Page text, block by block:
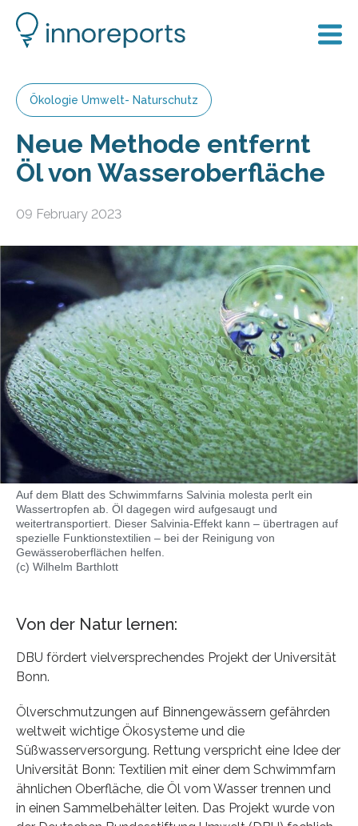
Ökologie Umwelt- Naturschutz
Neue Methode entfernt
Öl von Wasseroberfläche
09 February 2023
Auf dem Blatt des Schwimmfarns Salvinia molesta perlt ein
Wassertropfen ab. Öl dagegen wird aufgesaugt und
weitertransportiert. Dieser Salvinia-Effekt kann – übertragen auf
spezielle Funktionstextilien – bei der Reinigung von
Gewässeroberflächen helfen.
(c) Wilhelm Barthlott
Von der Natur lernen:
DBU fördert vielversprechendes Projekt der Universität
Bonn.
Ölverschmutzungen auf Binnengewässern gefährden
weltweit wichtige Ökosysteme und die
Süßwasserversorgung. Rettung verspricht eine Idee der
Universität Bonn: Textilien mit einer dem Schwimmfarn
ähnlichen Oberfläche, die Öl vom Wasser trennen und
in einen Sammelbehälter leiten. Das Projekt wurde von